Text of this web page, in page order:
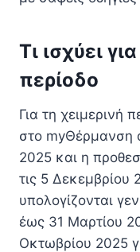
Τι ισχύει
περίοδο
Για τη χειμερινή
στο myΘέρμανση
2025 και η
τις 5 Δεκεμβρίου
υπολογίζονται
έως 31 Μαρτίου
Οκτωβρίου 2025